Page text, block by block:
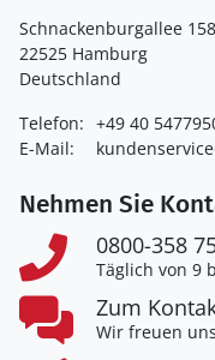
Schnackenburgallee 158
22525 Hamburg
Deutschland
Telefon: +49 40
E-Mail:
Nehmen Sie
0800-358
Täglich von 9
Zum
Wir freuen